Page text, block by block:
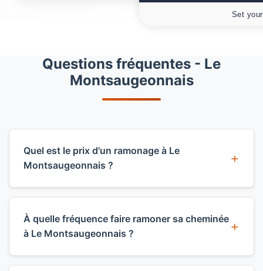
Questions fréquentes - Le
Montsaugeonnais
Quel est le prix d'un ramonage à Le
Montsaugeonnais ?
Montsaugeonnais varie selon le type
d'installation : comptez à partir de 60€
À quelle fréquence faire ramoner sa cheminée
à Le Montsaugeonnais ?
Set